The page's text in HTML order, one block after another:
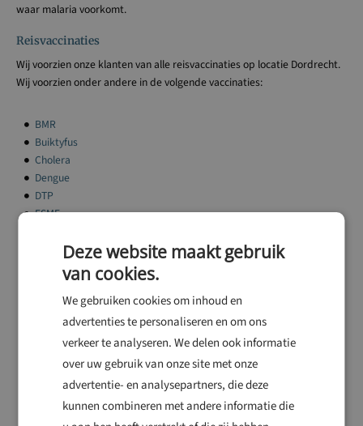
waar malaria voorkomt.
Reisvaccinaties
Wij voorzien onze klanten van alle reisvaccinaties op locatie Dordrecht.
Wij voorzien onder andere in de volgende vaccinaties:
BMR
Buiktyfus
Cholera
Dengue
DTP
FSME
Gele koorts
Hepatitis B
Hondsdolheid
Japanse encefalitis
Kinkhoest
Legionella
Meningokokken
Deze website maakt gebruik
van cookies.
We gebruiken cookies om inhoud en
advertenties te personaliseren en om ons
verkeer te analyseren. We delen ook informatie
over uw gebruik van onze site met onze
advertentie- en analysepartners, die deze
kunnen combineren met andere informatie die